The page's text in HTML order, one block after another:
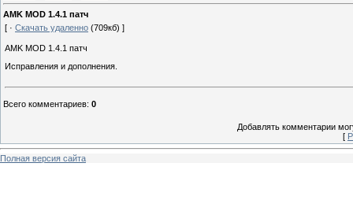
AMK MOD 1.4.1 патч
[ · Скачать удаленно (709кб) ]
AMK MOD 1.4.1 патч
Исправления и дополнения.
Всего комментариев: 0
Добавлять комментарии
[
Полная версия сайта